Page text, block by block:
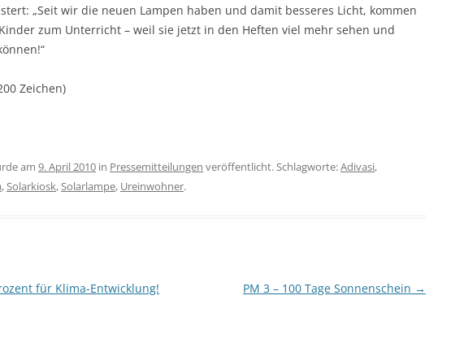
„Seit wir die neuen Lampen haben und damit besseres Licht, kommen
zum Unterricht – weil sie jetzt in den Heften viel mehr sehen und
Zeichen)
am 9. April 2010 in Pressemitteilungen veröffentlicht. Schlagworte:Adivasi,
,Solarkiosk,Solarlampe, Ureinwohner.
für Klima-Entwicklung! PM 3 – 100 Tage Sonnenschein →